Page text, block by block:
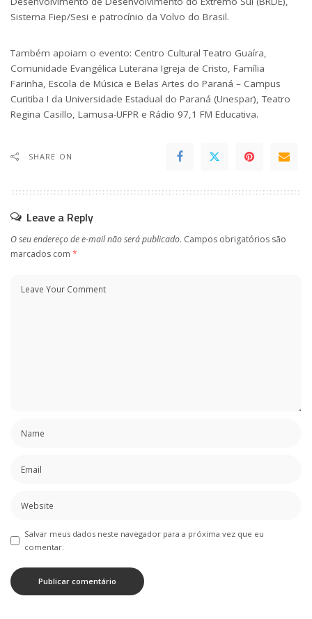
Sistema Fiep/Sesi e patrocínio da Volvo do Brasil.
Também apoiam o evento: Centro Cultural Teatro Guaíra,
Comunidade Evangélica Luterana Igreja de Cristo, Família
Farinha, Escola de Música e Belas Artes do Paraná – Campus
Curitiba I da Universidade Estadual do Paraná (Unespar), Teatro
Regina Casillo, Lamusa-UFPR e Rádio 97,1 FM Educativa.
SHARE ON
Leave a Reply
O seu endereço de e-mail não será publicado. Campos obrigatórios são
marcados com *
Salvar meus dados neste navegador para a próxima vez que eu
comentar.